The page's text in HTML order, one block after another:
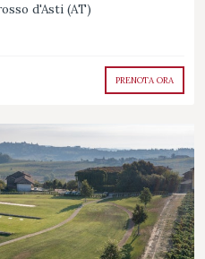
d'Asti (AT)
PRENOTA ORA